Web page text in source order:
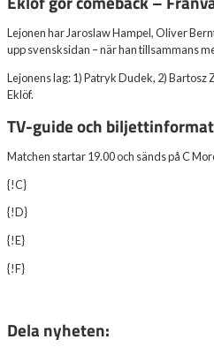
Lejonen har Jaroslaw Hampel, Oliver
upp svensksidan – när han tillsammans
Lejonens lag: 1) Patryk Dudek, 2)
Eklöf.
TV-guide och
Matchen startar 19.00 och sänds på C
{!C}
{!D}
{!E}
{!F}
Dela nyheten: